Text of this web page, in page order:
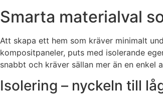
Smarta materialval
Att skapa ett hem som kräver minimalt
kompositpaneler, puts med isolerande
snabbt och kräver sällan mer än en enkel
Isolering – nyckeln till